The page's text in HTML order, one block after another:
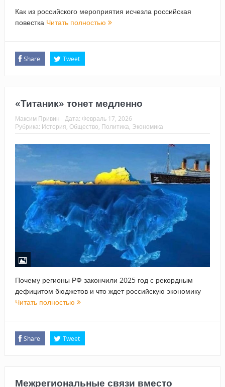
Как из российского мероприятия исчезла российская
повестка Читать полностью
Share Tweet
«Титаник» тонет медленно
Максим Привин Дата: Февраль 17, 2026
Рубрика: История, Общество, Политика, Экономика
Почему регионы РФ закончили 2025 год с рекордным
дефицитом бюджетов и что ждет российскую экономику
Читать полностью
Share Tweet
Межрегиональные связи вместо